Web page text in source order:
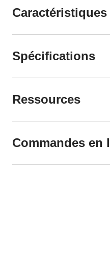
Caractéristiques
Spécifications
Ressources
Commandes en